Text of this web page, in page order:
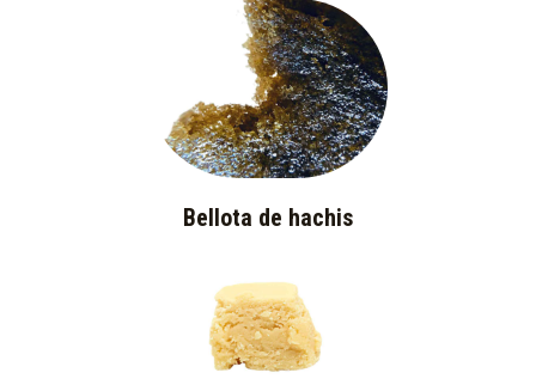
Bellota de hachis